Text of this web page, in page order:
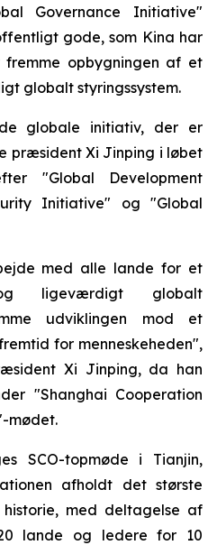
Governance Initiative"
gode, som Kina har
opbygningen af et
globalt styringssystem.
globale initiativ, der er
præsident Xi Jinping i løbet
"Global Development
Initiative" og "Global
med alle lande for et
ligeværdigt globalt
udviklingen mod et
for menneskeheden",
Xi Jinping, da han
"Shanghai Cooperation
mødet.
SCO-topmøde i Tianjin,
afholdt det største
med deltagelse af
lande og ledere for 10